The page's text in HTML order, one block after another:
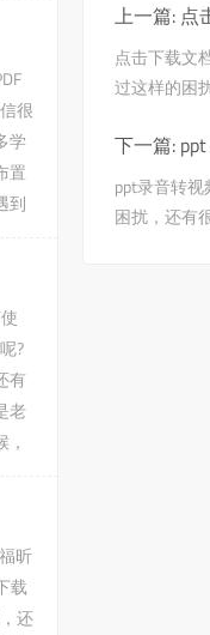
上一篇: 点
点击下载文
过这样的困
下一篇:
ppt录音转
困扰，还有
很
学
置
到
?
有
老
昕
载
还